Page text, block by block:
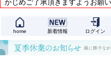
かじめご了承頂きますようお願
home 新着情報 ログイン